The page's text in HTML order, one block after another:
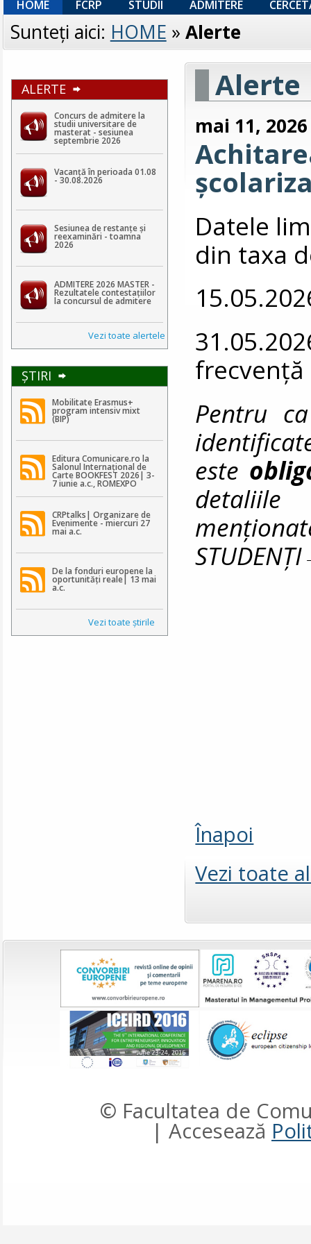
HOME FCRP STUDII ADMITERE
Sunteţi aici: HOME » Alerte
ALERTE
Concurs de admitere la
studii universitare de
masterat - sesiunea
septembrie 2026
Vacanță în perioada 01.08
- 30.08.2026
Sesiunea de restanțe și
reexaminări - toamna
2026
ADMITERE 2026 MASTER -
Rezultatele contestaţiilor
la concursul de admitere
Vezi toate alertele
ŞTIRI
Mobilitate Erasmus+
program intensiv mixt
(BIP)
Editura Comunicare.ro la
Salonul Internațional de
Carte BOOKFEST 2026| 3-
7 iunie a.c., ROMEXPO
CRPtalks| Organizare de
Evenimente - miercuri 27
mai a.c.
De la fonduri europene la
oportunități reale| 13 mai
a.c.
Vezi toate ştirile
Alerte
mai 11, 2026
Datele
din taxa
Pentru
este
Înapoi
Vezi toate
© Facultatea de
| Accesează